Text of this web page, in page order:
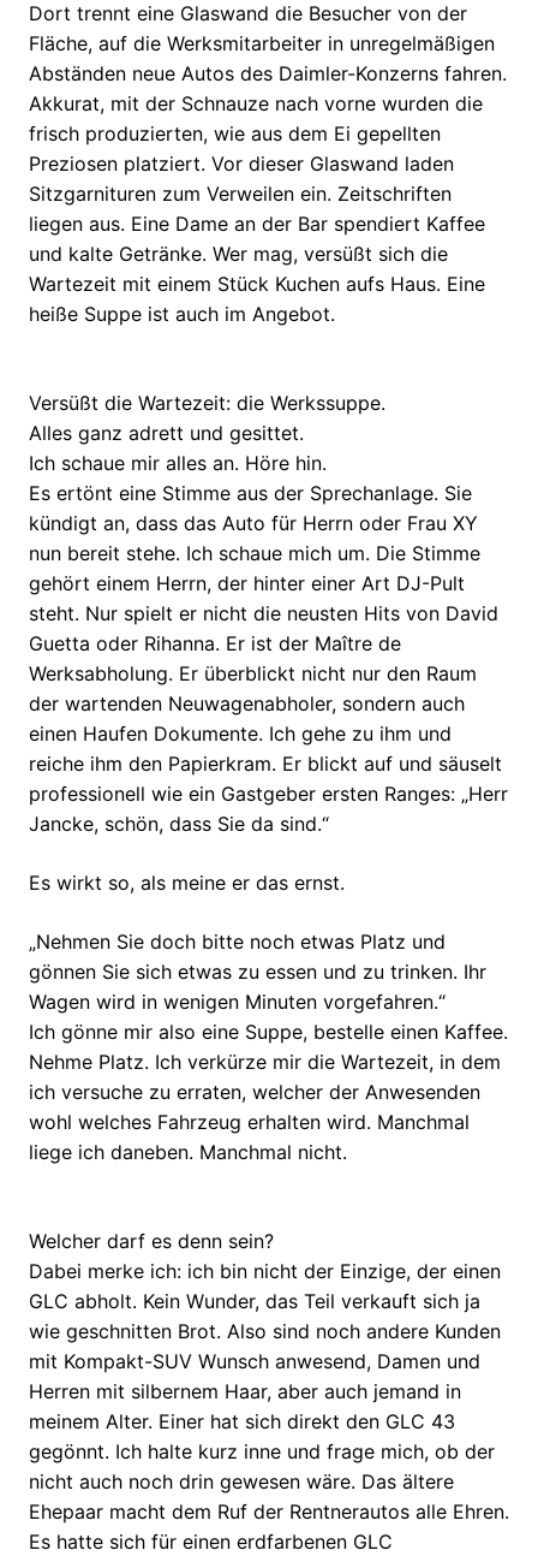
Dort trennt eine Glaswand die Besucher von der
Fläche, auf die Werksmitarbeiter in unregelmäßigen
Abständen neue Autos des Daimler-Konzerns fahren.
Akkurat, mit der Schnauze nach vorne wurden die
frisch produzierten, wie aus dem Ei gepellten
Preziosen platziert. Vor dieser Glaswand laden
Sitzgarnituren zum Verweilen ein. Zeitschriften
liegen aus. Eine Dame an der Bar spendiert Kaffee
und kalte Getränke. Wer mag, versüßt sich die
Wartezeit mit einem Stück Kuchen aufs Haus. Eine
heiße Suppe ist auch im Angebot.
Versüßt die Wartezeit: die Werkssuppe.
Alles ganz adrett und gesittet.
Ich schaue mir alles an. Höre hin.
Es ertönt eine Stimme aus der Sprechanlage. Sie
kündigt an, dass das Auto für Herrn oder Frau XY
nun bereit stehe. Ich schaue mich um. Die Stimme
gehört einem Herrn, der hinter einer Art DJ-Pult
steht. Nur spielt er nicht die neusten Hits von David
Guetta oder Rihanna. Er ist der Maître de
Werksabholung. Er überblickt nicht nur den Raum
der wartenden Neuwagenabholer, sondern auch
einen Haufen Dokumente. Ich gehe zu ihm und
reiche ihm den Papierkram. Er blickt auf und säuselt
professionell wie ein Gastgeber ersten Ranges: „Herr
Jancke, schön, dass Sie da sind.“
Es wirkt so, als meine er das ernst.
„Nehmen Sie doch bitte noch etwas Platz und
gönnen Sie sich etwas zu essen und zu trinken. Ihr
Wagen wird in wenigen Minuten vorgefahren.“
Ich gönne mir also eine Suppe, bestelle einen Kaffee.
Nehme Platz. Ich verkürze mir die Wartezeit, in dem
ich versuche zu erraten, welcher der Anwesenden
wohl welches Fahrzeug erhalten wird. Manchmal
liege ich daneben. Manchmal nicht.
Welcher darf es denn sein?
Dabei merke ich: ich bin nicht der Einzige, der einen
GLC abholt. Kein Wunder, das Teil verkauft sich ja
wie geschnitten Brot. Also sind noch andere Kunden
mit Kompakt-SUV Wunsch anwesend, Damen und
Herren mit silbernem Haar, aber auch jemand in
meinem Alter. Einer hat sich direkt den GLC 43
gegönnt. Ich halte kurz inne und frage mich, ob der
nicht auch noch drin gewesen wäre. Das ältere
Ehepaar macht dem Ruf der Rentnerautos alle Ehren.
Es hatte sich für einen erdfarbenen GLC